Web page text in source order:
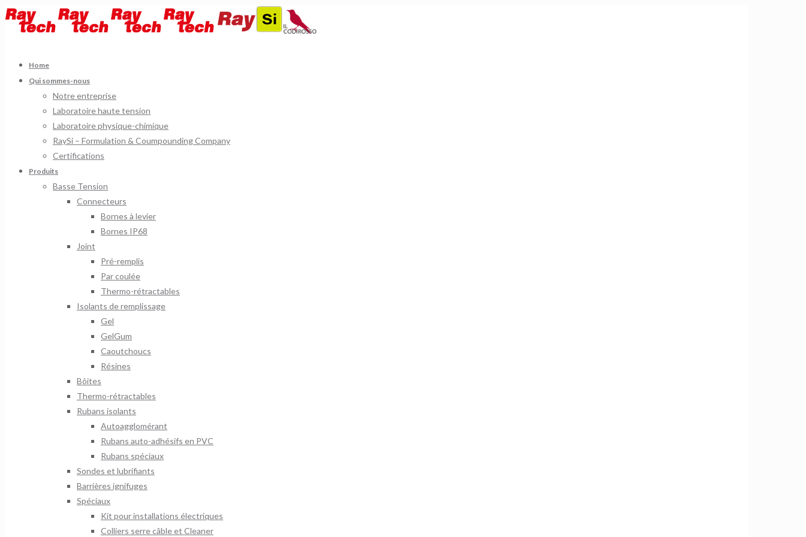
Home
Qui sommes-nous
Notre entreprise
Laboratoire haute tension
Laboratoire physique-chimique
RaySi – Formulation & Coumpounding Company
Certifications
Produits
Basse Tension
Connecteurs
Bornes à levier
Bornes IP68
Joint
Pré-remplis
Par coulée
Thermo-rétractables
Isolants de remplissage
Gel
GelGum
Caoutchoucs
Résines
Bôites
Thermo-rétractables
Rubans isolants
Autoagglomérant
Rubans auto-adhésifs en PVC
Rubans spéciaux
Sondes et lubrifiants
Barrières ignifuges
Spéciaux
Kit pour installations électriques
Colliers serre câble et Cleaner